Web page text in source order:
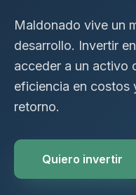
Maldonado vive un
desarrollo. Invertir
acceder a un activo
eficiencia en costos
retorno.
Quiero invertir